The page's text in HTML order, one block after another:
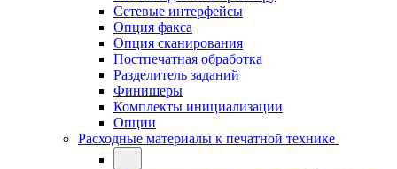
Сетевые интерфейсы
Опция факса
Опция сканирования
Постпечатная обработка
Разделитель заданий
Финишеры
Комплекты инициализации
Опции
Расходные материалы к печатной технике